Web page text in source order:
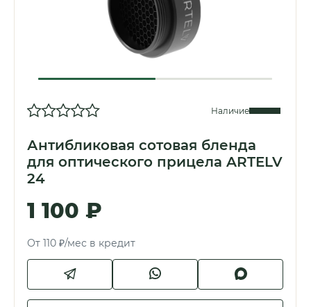
Наличие
Антибликовая сотовая бленда
для оптического прицела ARTELV
24
1 100 ₽
От 110 ₽/мес в кредит